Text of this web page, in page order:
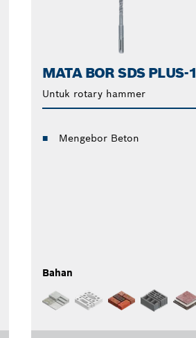
MATA BOR SDS PLUS-1
Untuk rotary hammer
Mengebor Beton
Bahan